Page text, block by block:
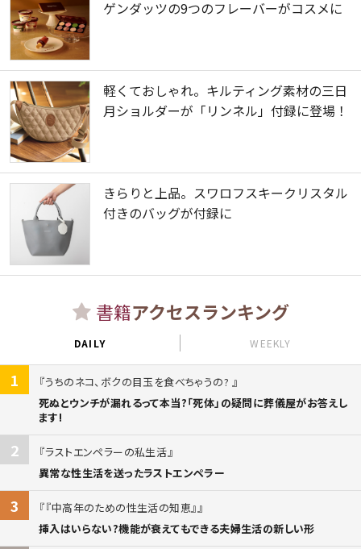
ゲンダッツの9つのフレーバーがコスメに
軽くておしゃれ。キルティング素材の三日
月ショルダーが「リンネル」付録に登場！
きらりと上品。スワロフスキークリスタル
付きのバッグが付録に
書籍アクセスランキング
DAILY WEEKLY
1
うちのネコ、ボクの目玉を食べちゃうの?
死ぬとウンチが漏れるって本当?「死体」の疑問に葬儀屋がお答えし
ます!
2
ラストエンペラーの私生活
異常な性生活を送ったラストエンペラー
3
『中高年のための性生活の知恵』
挿入はいらない?機能が衰えてもできる夫婦生活の新しい形